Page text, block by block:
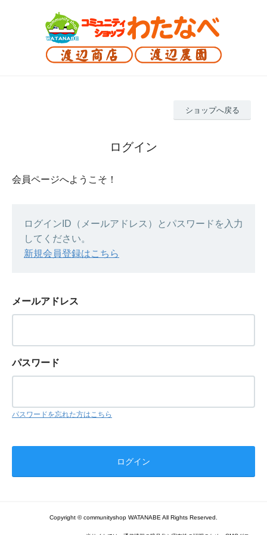
ショップへ戻る
ログイン
会員ページへようこそ！
ログインID（メールアドレス）とパスワードを入力
してください。
新規会員登録はこちら
メールアドレス
パスワード
パスワードを忘れた方はこちら
Copyright © communityshop WATANABE All Rights Reserved.